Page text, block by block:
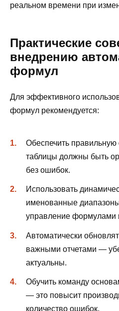
реальном времени при
Практические
внедрению
формул
Для эффективного
формул рекомендуется:
Обеспечить
таблицы должны быть
без ошибок.
Использовать
именованные
управление формулами
Автоматически
важными отчетами —
актуальны.
Обучить команду
— это повысит
количество ошибок.